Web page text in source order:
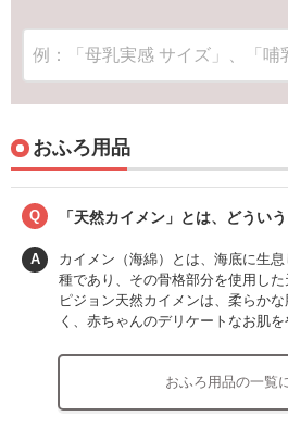
おふろ用品
Q 「天然カイメン」とは、どうい
A
カイメン（海綿）とは、海底に生
種であり、その骨格部分を使用した
ピジョン天然カイメンは、柔らか
く、赤ちゃんのデリケートなお肌を
おふろ用品の一覧